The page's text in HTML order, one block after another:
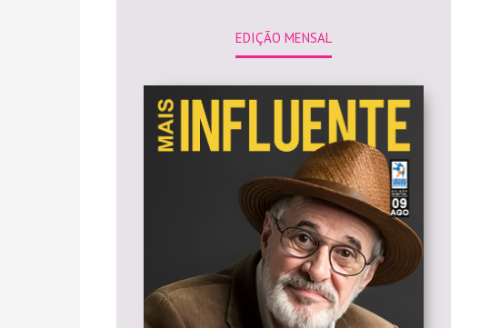
EDIÇÃO MENSAL